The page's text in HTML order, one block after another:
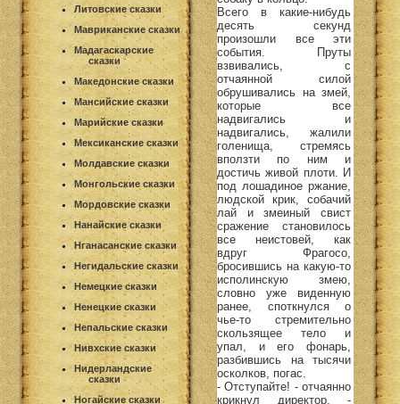
Литовские сказки
Мавриканские сказки
Мадагаскарские
сказки
Македонские сказки
Мансийские сказки
Марийские сказки
Мексиканские сказки
Молдавские сказки
Монгольские сказки
Мордовские сказки
Нанайские сказки
Нганасанские сказки
Негидальские сказки
Немецкие сказки
Ненецкие сказки
Непальские сказки
Нивхские сказки
Нидерландские
сказки
Ногайские сказки
Всего в какие-нибудь
десять секунд
произошли все эти
события. Пруты
взвивались, с
отчаянной силой
обрушивались на змей,
которые все
надвигались и
надвигались, жалили
голенища, стремясь
вползти по ним и
достичь живой плоти. И
под лошадиное ржание,
людской крик, собачий
лай и змеиный свист
сражение становилось
все неистовей, как
вдруг Фрагосо,
бросившись на какую-то
исполинскую змею,
словно уже виденную
ранее, споткнулся о
чье-то стремительно
скользящее тело и
упал, и его фонарь,
разбившись на тысячи
осколков, погас.
- Отступайте! - отчаянно
крикнул директор. -